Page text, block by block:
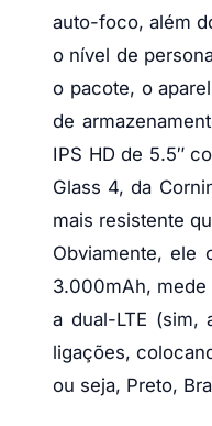
auto-foco, além
o nível de
o pacote, o
de
IPS HD de 5.5″
Glass 4, da
mais resistente
Obviamente, ele
3.000mAh, mede
a dual-LTE (sim,
ligações,
ou seja, Preto,